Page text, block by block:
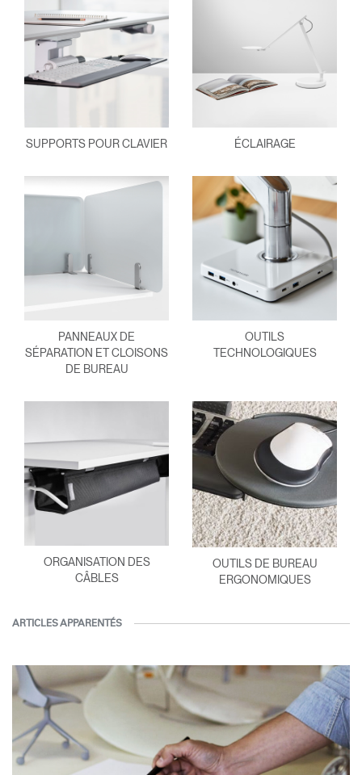
SUPPORTS POUR CLAVIER ÉCLAIRAGE
PANNEAUX DE
SÉPARATION ET CLOISONS
DE BUREAU
OUTILS
TECHNOLOGIQUES
ORGANISATION DES
CÂBLES
OUTILS DE BUREAU
ERGONOMIQUES
ARTICLES APPARENTÉS